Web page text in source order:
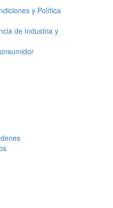
y Política
de Industria y